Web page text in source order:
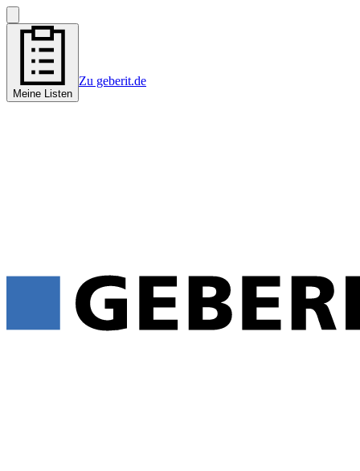
Meine Listen
Zu geberit.de